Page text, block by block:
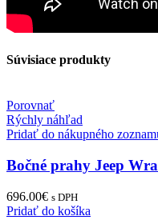
Súvisiace produkty
Porovnať
Rýchly náhľad
Pridať do nákupného
Bočné prahy Jeep
696.00€ s DPH
Pridať do košíka